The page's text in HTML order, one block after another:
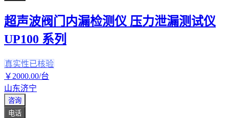
超声波阀门内漏检测仪 压力泄漏测试仪
UP100 系列
真实性已核验
￥ 2000.00/台
山东济宁
咨询
电话